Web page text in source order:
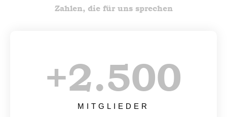
Zahlen, die für uns sprechen
MITGLIEDER
+2.500